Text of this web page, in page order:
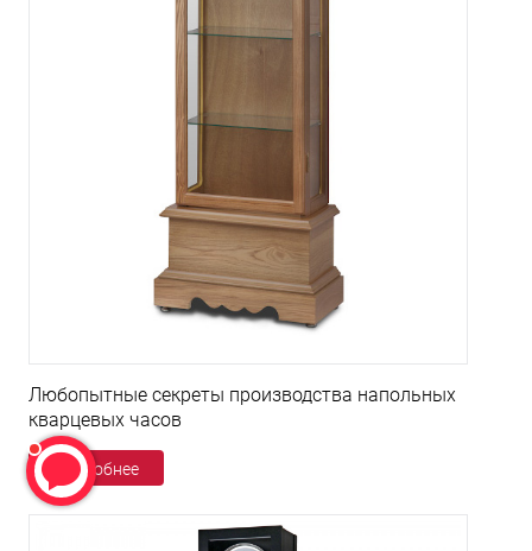
Любопытные секреты производства напольных
кварцевых часов
Подробнее